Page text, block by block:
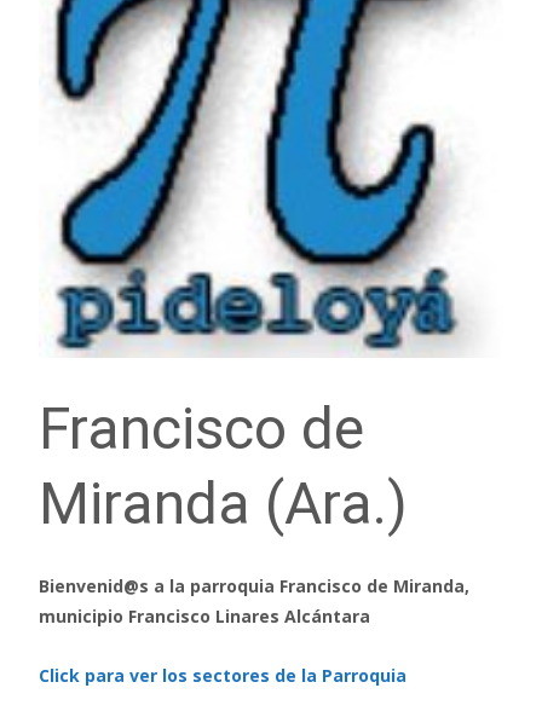
Francisco de
Miranda (Ara.)
Bienvenid@s a la parroquia Francisco de Miranda,
municipio Francisco Linares Alcántara
Click para ver los sectores de la Parroquia